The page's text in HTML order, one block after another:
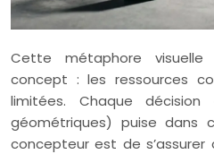
Cette métaphore
concept : les ressources
limitées. Chaque
géométriques) puise dans
concepteur est de